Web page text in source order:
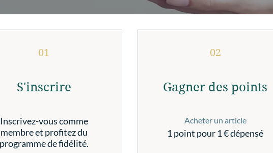
01
S'inscrire
Inscrivez-vous comme
membre et profitez du
02
Gagner des points
Acheter un article
1 point pour 1 € dépensé